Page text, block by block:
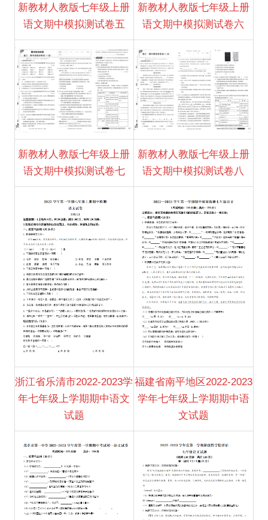
新教材人教版七年级上册
语文期中模拟测试卷五
新教材人教版七年级上册
语文期中模拟测试卷六
新教材人教版七年级上册
语文期中模拟测试卷七
新教材人教版七年级上册
语文期中模拟测试卷八
浙江省乐清市2022-2023学
年七年级上学期期中语文
试题
福建省南平地区2022-2023
学年七年级上学期期中语
文试题